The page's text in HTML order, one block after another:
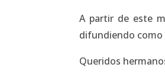
A partir de este
difundiendo como
Queridos